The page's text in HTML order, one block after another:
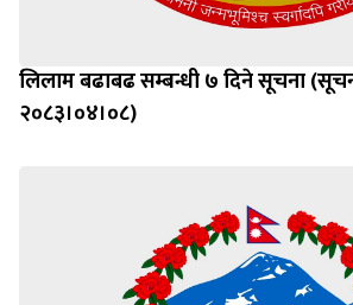
लिलाम बढाबढ सम्बन्धी ७ दिने सूचना
२०८३।०४।०८)